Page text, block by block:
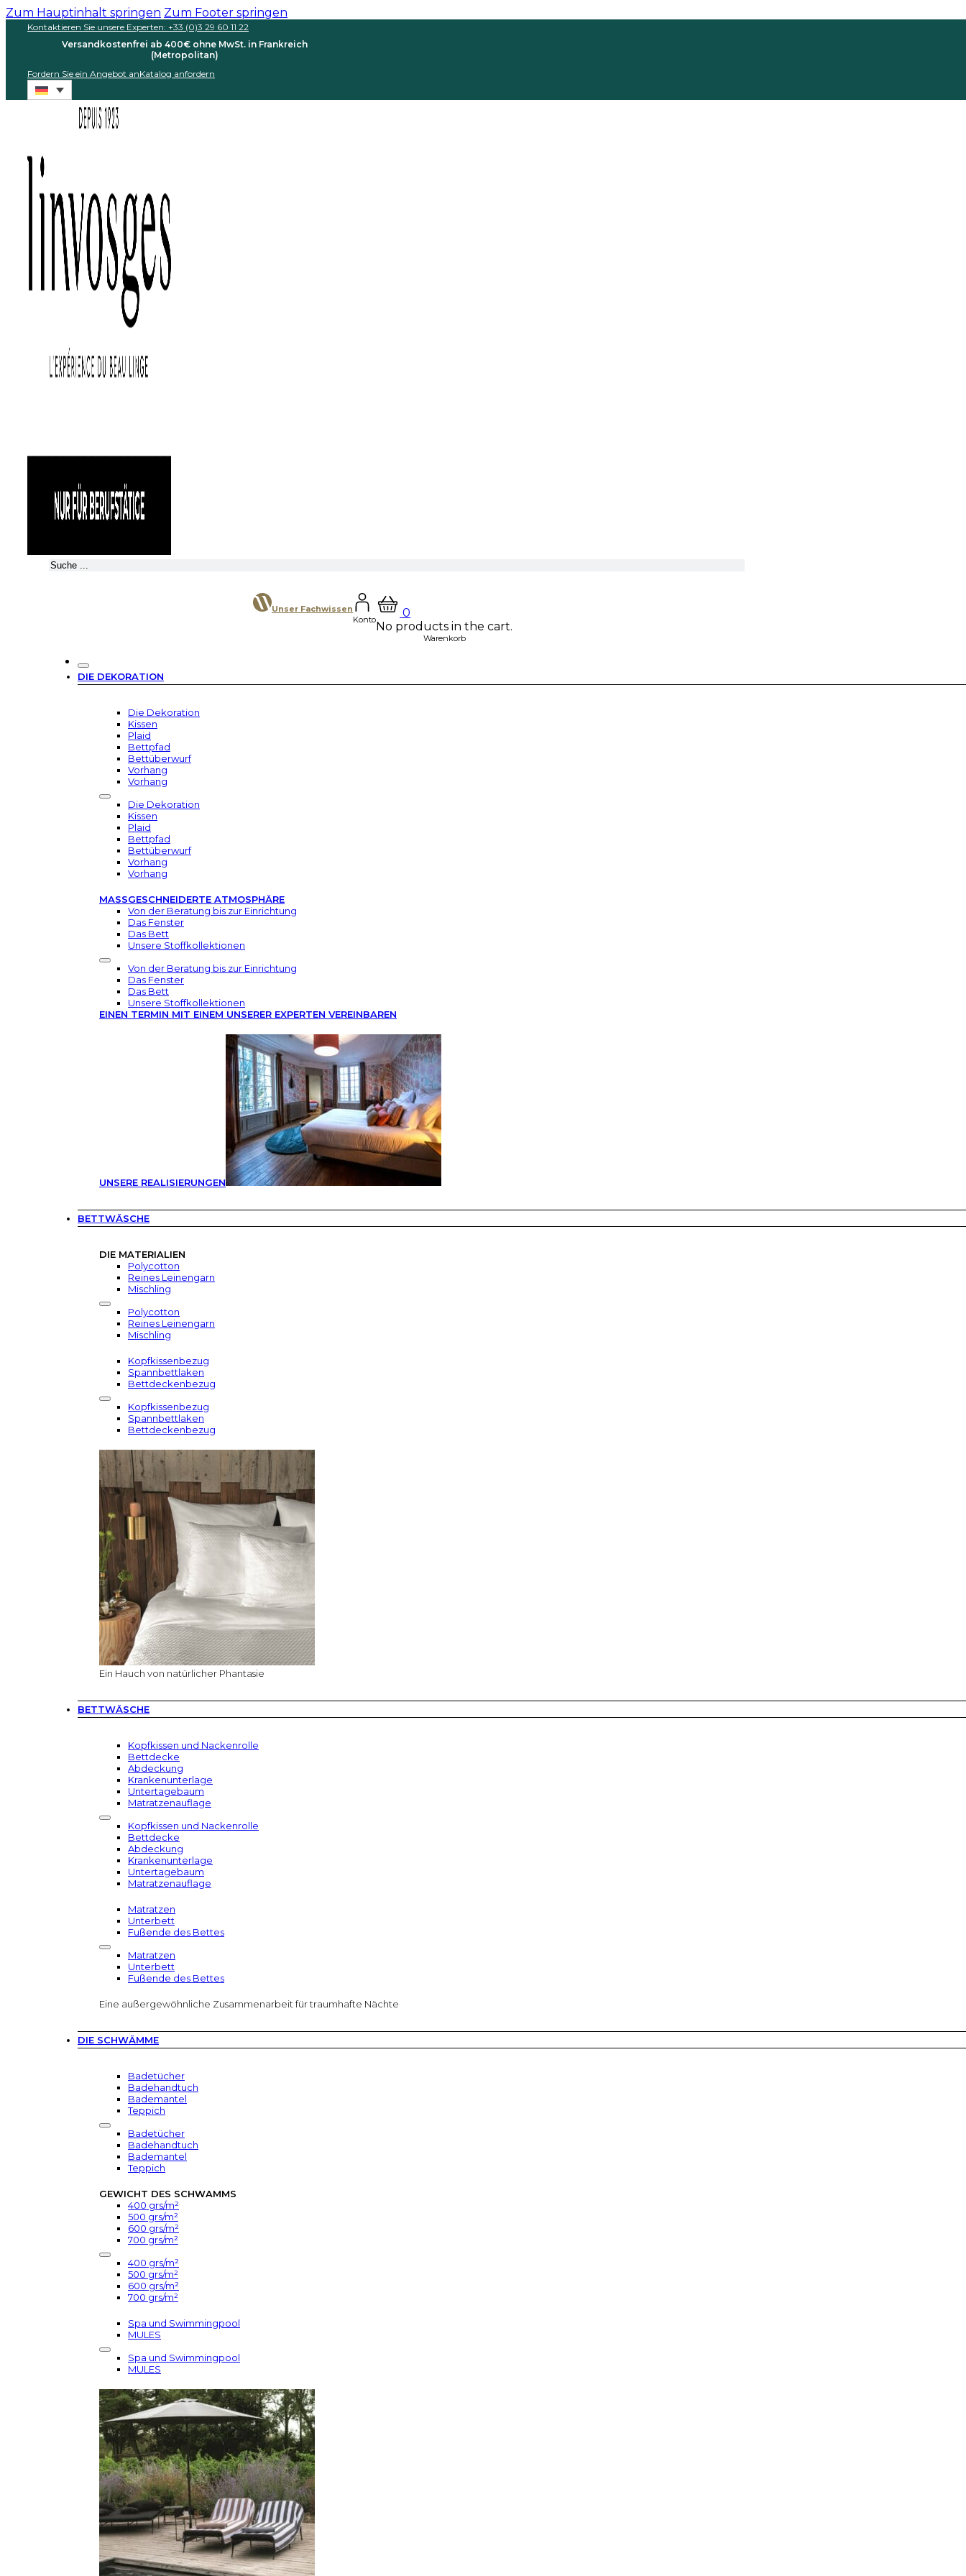
Zum Hauptinhalt springen Zum Footer springen
Kontaktieren Sie unsere Experten: +33 (0)3 29 60 11 22
Versandkostenfrei ab 400€ ohne MwSt. in Frankreich
(Metropolitan)
Fordern Sie ein Angebot anKatalog anfordern
Suchen
Unser Fachwissen
Konto
0
No products in the cart.
Warenkorb
DIE DEKORATION
Die Dekoration
Kissen
Plaid
Bettpfad
Bettüberwurf
Vorhang
Vorhang
Die Dekoration
Kissen
Plaid
Bettpfad
Bettüberwurf
Vorhang
Vorhang
MASSGESCHNEIDERTE ATMOSPHÄRE
Von der Beratung bis zur Einrichtung
Das Fenster
Das Bett
Unsere Stoffkollektionen
Von der Beratung bis zur Einrichtung
Das Fenster
Das Bett
Unsere Stoffkollektionen
EINEN TERMIN MIT EINEM UNSERER EXPERTEN VEREINBAREN
UNSERE REALISIERUNGEN
BETTWÄSCHE
DIE MATERIALIEN
Polycotton
Reines Leinengarn
Mischling
Polycotton
Reines Leinengarn
Mischling
Kopfkissenbezug
Spannbettlaken
Bettdeckenbezug
Kopfkissenbezug
Spannbettlaken
Bettdeckenbezug
Ein Hauch von natürlicher Phantasie
BETTWÄSCHE
Kopfkissen und Nackenrolle
Bettdecke
Abdeckung
Krankenunterlage
Untertagebaum
Matratzenauflage
Kopfkissen und Nackenrolle
Bettdecke
Abdeckung
Krankenunterlage
Untertagebaum
Matratzenauflage
Matratzen
Unterbett
Fußende des Bettes
Matratzen
Unterbett
Fußende des Bettes
Eine außergewöhnliche Zusammenarbeit für traumhafte Nächte
DIE SCHWÄMME
Badetücher
Badehandtuch
Bademantel
Teppich
Badetücher
Badehandtuch
Bademantel
Teppich
GEWICHT DES SCHWAMMS
400 grs/m²
500 grs/m²
600 grs/m²
700 grs/m²
400 grs/m²
500 grs/m²
600 grs/m²
700 grs/m²
Spa und Swimmingpool
MULES
Spa und Swimmingpool
MULES